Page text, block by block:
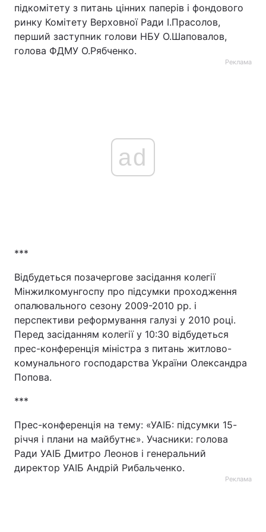
Архів Вакансії
Контакти
підкомітету з питань цінних паперів і фондового
ринку Комітету Верховної Ради І.Прасолов,
перший заступник голови НБУ О.Шаповалов,
голова ФДМУ О.Рябченко.
Реклама
ad
***
Відбудеться позачергове засідання колегії
Мінжилкомунгоспу про підсумки проходження
опалювального сезону 2009-2010 рр. і
перспективи реформування галузі у 2010 році.
Перед засіданням колегії у 10:30 відбудеться
прес-конференція міністра з питань житлово-
комунального господарства України Олександра
Попова.
***
Прес-конференція на тему: «УАІБ: підсумки 15-
річчя і плани на майбутнє». Учасники: голова
Ради УАІБ Дмитро Леонов і генеральний
директор УАІБ Андрій Рибальченко.
Реклама